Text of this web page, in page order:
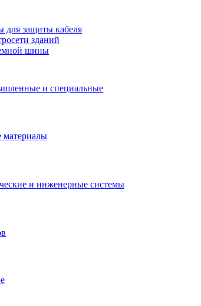
для защиты кабеля
зданий
шины
и специальные
материалы
и инженерные системы